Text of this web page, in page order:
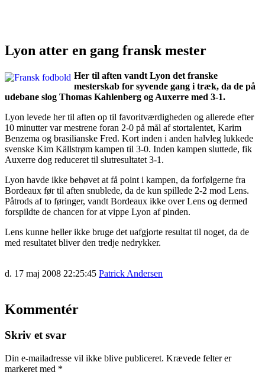
Lyon atter en gang fransk mester
Her til aften vandt Lyon det franske
mesterskab for syvende gang i træk, da de på
udebane slog Thomas Kahlenberg og Auxerre med 3-1.
Lyon levede her til aften op til favoritværdigheden og allerede efter
10 minutter var mestrene foran 2-0 på mål af stortalentet, Karim
Benzema og brasilianske Fred. Kort inden i anden halvleg lukkede
svenske Kim Källstrøm kampen til 3-0. Inden kampen sluttede, fik
Auxerre dog reduceret til slutresultatet 3-1.
Lyon havde ikke behøvet at få point i kampen, da forfølgerne fra
Bordeaux før til aften snublede, da de kun spillede 2-2 mod Lens.
Påtrods af to føringer, vandt Bordeaux ikke over Lens og dermed
forspildte de chancen for at vippe Lyon af pinden.
Lens kunne heller ikke bruge det uafgjorte resultat til noget, da de
med resultatet bliver den tredje nedrykker.
d. 17 maj 2008 22:25:45 Patrick Andersen
Kommentér
Skriv et svar
Din e-mailadresse vil ikke blive publiceret. Krævede felter er
markeret med *